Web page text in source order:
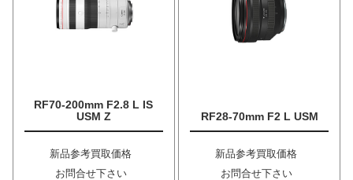
RF70-200mm F2.8 L IS
USM Z
新品参考買取価格
お問合せ下さい
RF28-70mm F2 L USM
新品参考買取価格
お問合せ下さい